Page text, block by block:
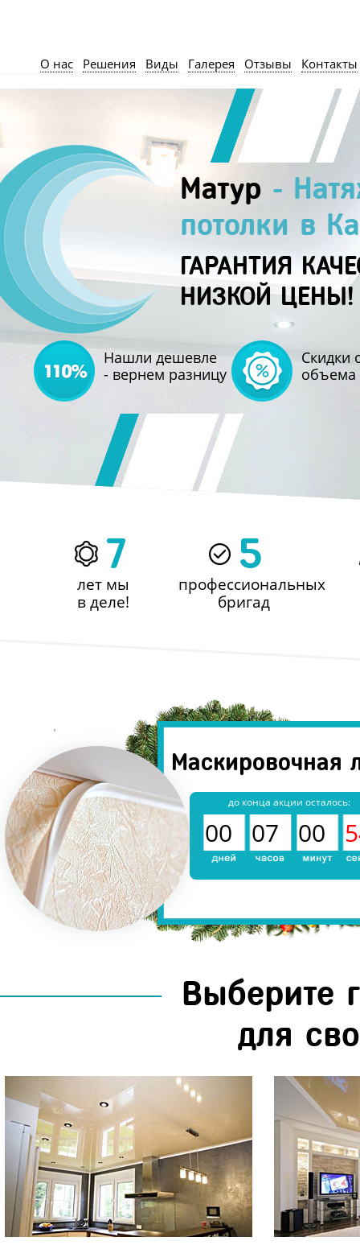
Матур -
потолки в
ГАРАНТИЯ
НИЗКОЙ ЦЕНЫ!
Нашли дешевле
- вернем разницу
Скидки
объема
7
лет мы
в деле!
5
профессиональных
бригад
Маскировочная
до конца акции осталось:
Выберите
для
,
О нас Решения Виды Галерея Отзывы Контакты
00 07 00